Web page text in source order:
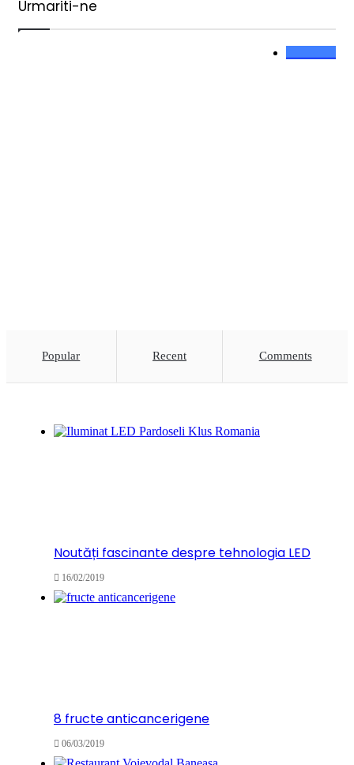
Urmariti-ne
Popular Recent Comments
Noutăți fascinante despre tehnologia LED
16/02/2019
8 fructe anticancerigene
06/03/2019